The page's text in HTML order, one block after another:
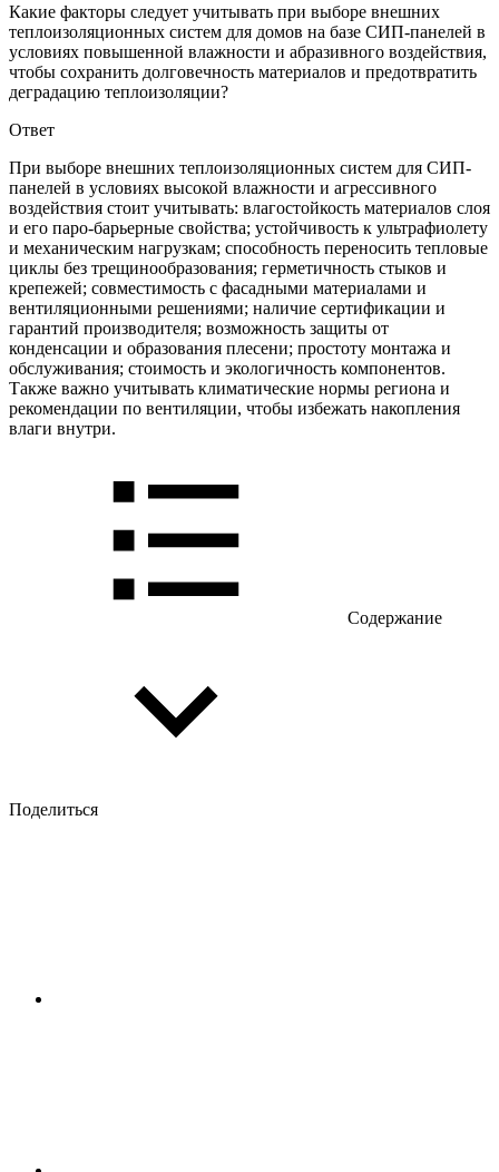
Какие факторы следует учитывать при выборе внешних
теплоизоляционных систем для домов на базе СИП-панелей в
условиях повышенной влажности и абразивного воздействия,
чтобы сохранить долговечность материалов и предотвратить
деградацию теплоизоляции?
Ответ
При выборе внешних теплоизоляционных систем для СИП-
панелей в условиях высокой влажности и агрессивного
воздействия стоит учитывать: влагостойкость материалов слоя
и его паро-барьерные свойства; устойчивость к ультрафиолету
и механическим нагрузкам; способность переносить тепловые
циклы без трещинообразования; герметичность стыков и
крепежей; совместимость с фасадными материалами и
вентиляционными решениями; наличие сертификации и
гарантий производителя; возможность защиты от
конденсации и образования плесени; простоту монтажа и
обслуживания; стоимость и экологичность компонентов.
Также важно учитывать климатические нормы региона и
рекомендации по вентиляции, чтобы избежать накопления
влаги внутри.
Содержание
Поделиться